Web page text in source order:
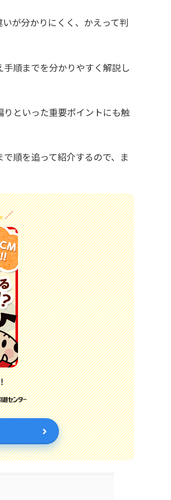
が分かりにくく、かえって判
順までを分かりやすく解説し
といった重要ポイントにも触
順を追って紹介するので、ま